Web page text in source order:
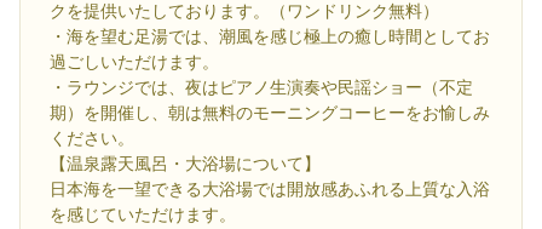
クを提供いたしております。（ワンドリンク無料）
・海を望む足湯では、潮風を感じ極上の癒し時間としてお
過ごしいただけます。
・ラウンジでは、夜はピアノ生演奏や民謡ショー（不定
期）を開催し、朝は無料のモーニングコーヒーをお愉しみ
ください。
【温泉露天風呂・大浴場について】
日本海を一望できる大浴場では開放感あふれる上質な入浴
を感じていただけます。